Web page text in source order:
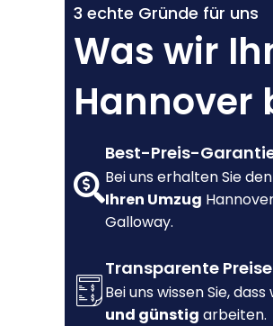
3 echte Gründe für uns
Was wir
Hannover
Best-Preis-
Bei uns erhalten Sie den
Ihren Umzug
Galloway.
Transparente Preise
Bei uns wissen Sie, dass
und günstig arbeiten.